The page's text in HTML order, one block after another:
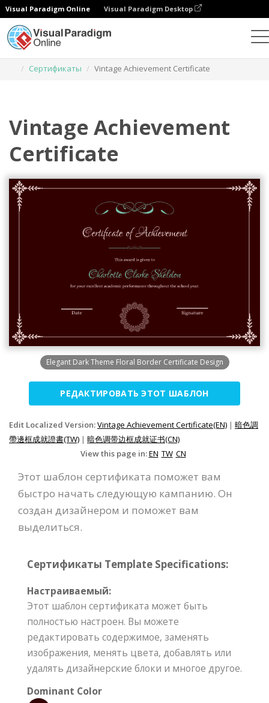
Visual Paradigm Online Visual Paradigm Desktop
Сертификаты
Vintage Achievement Certificate
Vintage Achievement
Certificate
Elegant Dark Theme Floral Border Certificate Design
РЕДАКТИРОВАТЬ ЭТОТ ШАБЛОН
Edit Localized Version:Vintage Achievement Certificate(EN) | 暗色調
帶邊框成就證書(TW) | 暗色调带边框成就证书(CN)
View this page in:EN TW CN
Этот шаблон сертификата поможет вам
быстро начать следующую кампанию. Он
создан дизайнером и поможет вам
выделиться.
Сертификаты Template Specifications:
Настраиваемый:
Этот шаблон сертификата может быть
полностью настроен. Вы можете
редактировать содержимое, заменять
изображения, менять цвета, добавлять или
удалять дизайнерские блоки и многое другое.
Dominant Color